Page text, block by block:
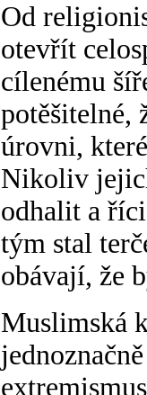
Od
otevřít
cílenému
potěšitelné,
úrovni,
Nikoliv
odhalit a
tým stal
obávají, že
Muslimská